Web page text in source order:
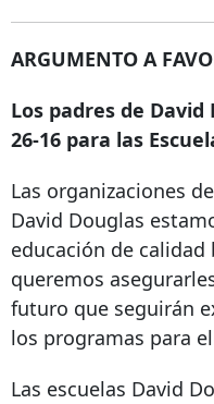
ARGUMENTO A
Los padres de
26-16 para las
Las organizaciones
David Douglas
educación de
queremos
futuro que seguirán
los programas para
Las escuelas David